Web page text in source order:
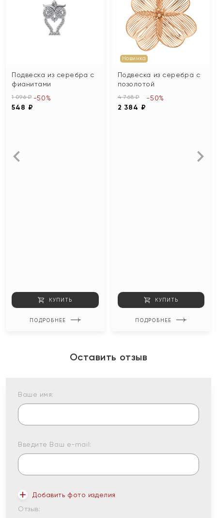
Подвеска из серебра с
фианитами
1 096 ₽
548 ₽
-50%
КУПИТЬ
ПОДРОБНЕЕ
Новинка
Подвеска из серебра с
позолотой
4 768 ₽
2 384 ₽
-50%
КУПИТЬ
ПОДРОБНЕЕ
Оставить отзыв
Ваше имя:
Введите Ваш e-mail:
Добавить фото изделия
Отзыв: